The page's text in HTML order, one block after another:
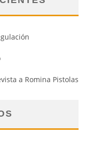
a Romina Pistolas